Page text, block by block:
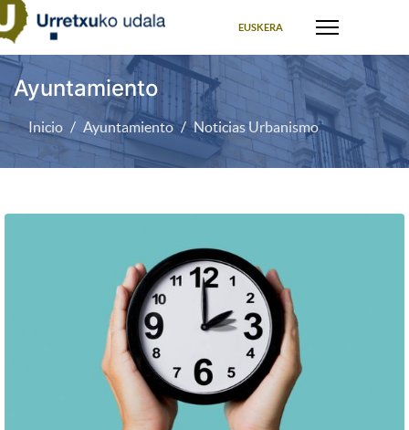
EUSKERA
Ayuntamiento
Inicio Ayuntamiento Noticias Urbanismo